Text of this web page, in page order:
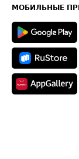
Техническая
МОБИЛЬНЫЕ